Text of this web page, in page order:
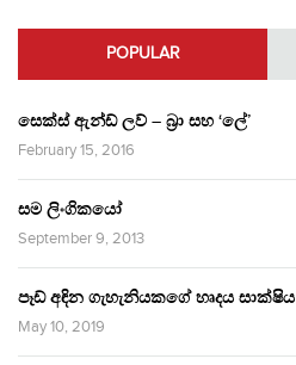
POPULAR
සෙක්ස් ඇන්ඩ් ලව් – බ්‍රා සහ ‘ලේ’
February 15, 2016
සම ලිංගිකයෝ
September 9, 2013
පෑඩ් අඳින ගැහැනියකගේ හෘදය සාක්ෂිය
May 10, 2019